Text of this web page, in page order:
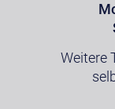
Weitere